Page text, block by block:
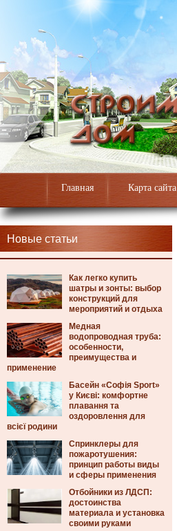
Главная Карта сайта
Новые статьи
Как легко купить
шатры и зонты: выбор
конструкций для
мероприятий и отдыха
Медная
водопроводная труба:
особенности,
преимущества и
применение
Басейн «Софія Sport»
у Києві: комфортне
плавання та
оздоровлення для
всієї родини
Спринклеры для
пожаротушения:
принцип работы виды
и сферы применения
Отбойники из ЛДСП:
достоинства
материала и установка
своими руками